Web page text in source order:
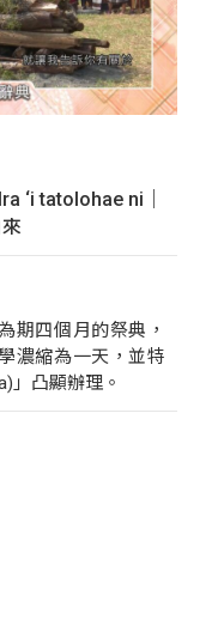
‘i tatolohae ni｜
期四個月的祭典，
濃縮為一天，並特
」凸顯辦理。